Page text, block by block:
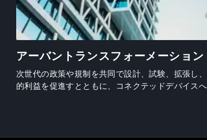
アーバントランスフォーメーション
次世代の政策や規制を共同で設計、試験、拡張し
的利益を促進すとともに、コネクテッドデバイス